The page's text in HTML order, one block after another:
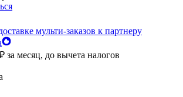
мульти-заказов к партнеру
₽ за месяц, до вычета налогов